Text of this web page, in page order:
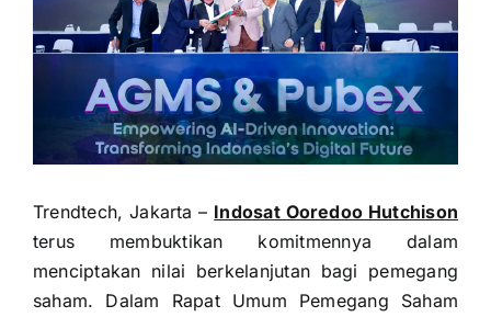
Trendtech, Jakarta – Indosat Ooredoo Hutchison
terus membuktikan komitmennya dalam
menciptakan nilai berkelanjutan bagi pemegang
saham. Dalam Rapat Umum Pemegang Saham